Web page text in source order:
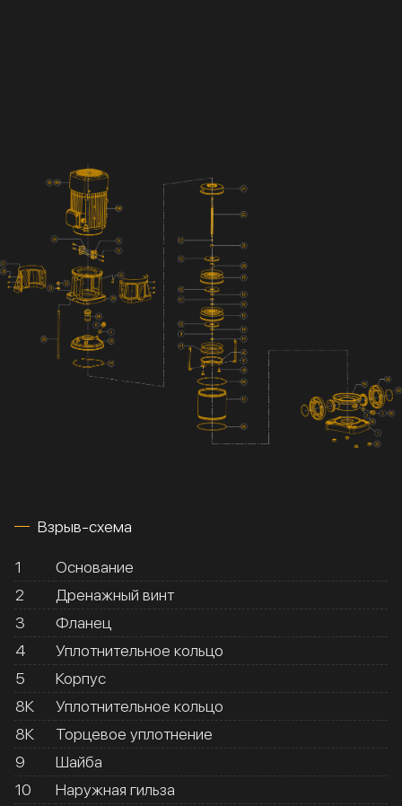
Взрыв-схема
1
Основание
2
Дренажный винт
3
Фланец
4
Уплотнительное кольцо
5
Корпус
8К
Уплотнительное кольцо
8К
Торцевое уплотнение
9
Шайба
10
Наружная гильза